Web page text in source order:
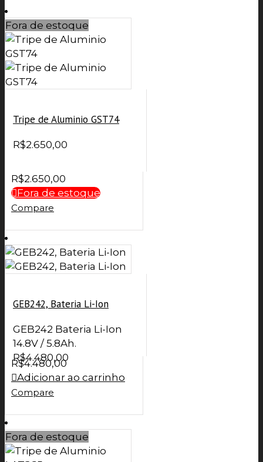
Fora de estoque
Tripe de Aluminio GST74
R$2.650,00
R$2.650,00
Fora de estoque
Compare
GEB242, Bateria Li-Ion
GEB242 Bateria Li-Ion
14.8V / 5.8Ah.
R$4.480,00
R$4.480,00
Adicionar ao carrinho
Compare
Fora de estoque